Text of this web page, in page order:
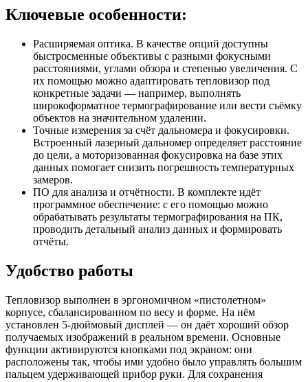
Ключевые особенности:
Расширяемая оптика. В качестве опций доступны
быстросменные объективы с разными фокусными
расстояниями, углами обзора и степенью увеличения. С
их помощью можно адаптировать тепловизор под
конкретные задачи — например, выполнять
широкоформатное термографирование или вести съёмку
объектов на значительном удалении.
Точные измерения за счёт дальномера и фокусировки.
Встроенный лазерный дальномер определяет расстояние
до цели, а моторизованная фокусировка на базе этих
данных помогает снизить погрешность температурных
замеров.
ПО для анализа и отчётности. В комплекте идёт
программное обеспечение: с его помощью можно
обрабатывать результаты термографирования на ПК,
проводить детальный анализ данных и формировать
отчёты.
Удобство работы
Тепловизор выполнен в эргономичном «пистолетном»
корпусе, сбалансированном по весу и форме. На нём
установлен 5‑дюймовый дисплей — он даёт хороший обзор
получаемых изображений в реальном времени. Основные
функции активируются кнопками под экраном: они
расположены так, чтобы ими удобно было управлять большим
пальцем удерживающей прибор руки. Для сохранения